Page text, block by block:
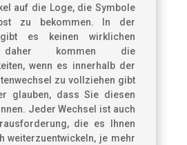
auf die Loge, die Symbole
zu bekommen. In der
es keinen wirklichen
daher kommen die
wenn es innerhalb der
zu vollziehen gibt
glauben, dass Sie diesen
Jeder Wechsel ist auch
die es Ihnen
weiterzuentwickeln, je mehr